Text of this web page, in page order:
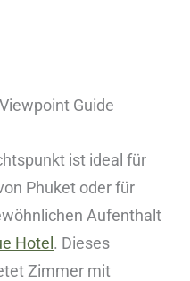
ist ideal für
Phuket oder für
Aufenthalt
Hotel. Dieses
Zimmer mit